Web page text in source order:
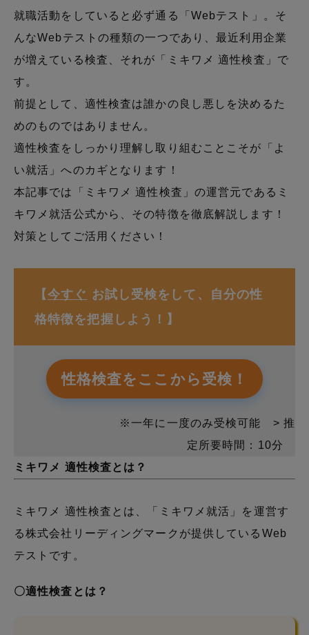
就職活動をしていると必ず通る「Webテスト」。そ
んなWebテストの種類の一つであり、最近利用企業
が増えている検査、それが「ミキワメ 適性検査」で
す。
前提として、適性検査は誰かの良し悪しを決めるた
めのものではありません。
適性検査をしっかり理解し取り組むことこそが「よ
い就活」へのカギとなります！
本記事では「ミキワメ 適性検査」の運営元であるミ
キワメ就活公式から、その特徴を徹底解説します！
対策としてご活用ください！
【今すぐ お試し受検をして、自分の性
格特徴を把握しよう！】
性格検査をここから受検！
※一年に一度のみ受検可能 > 推
定所要時間：10分
ミキワメ 適性検査とは？
ミキワメ 適性検査とは、「ミキワメ就活」を運営す
る株式会社リーディングマークが提供しているWeb
テストです。
〇適性検査とは？